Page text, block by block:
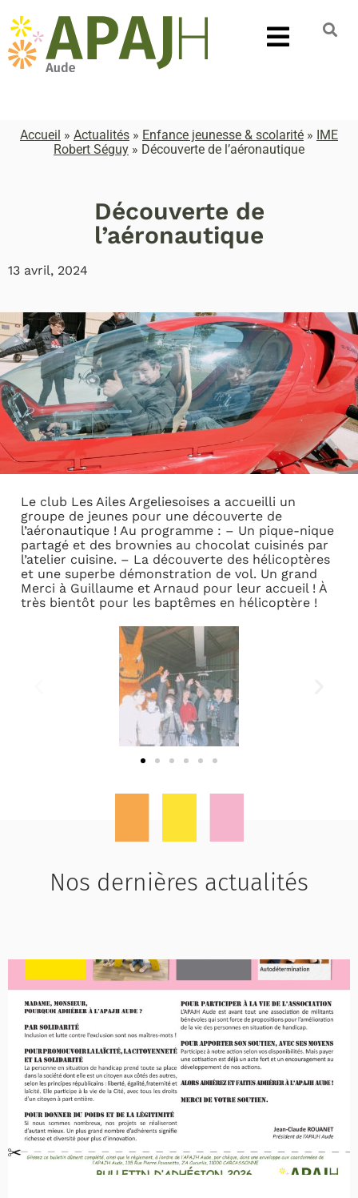
Accueil » Actualités » Enfance jeunesse & scolarité » IME
Robert Séguy » Découverte de l’aéronautique
Découverte de
l’aéronautique
13 avril, 2024
Le club Les Ailes Argeliesoises a accueilli un
groupe de jeunes pour une découverte de
l’aéronautique ! Au programme : – Un pique-nique
partagé et des brownies au chocolat cuisinés par
l’atelier cuisine. – La découverte des hélicoptères
et une superbe démonstration de vol. Un grand
Merci à Guillaume et Arnaud pour leur accueil ! À
très bientôt pour les baptêmes en hélicoptère !
Nos dernières actualités